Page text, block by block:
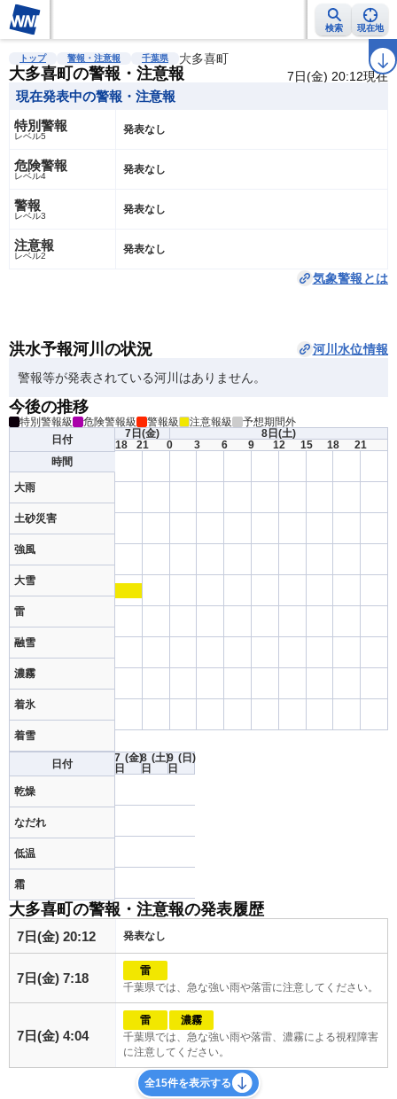
検索 現在地
雨雲レーダー 台風情報 地震情報 ラ
トップ 警報・注意報 千葉県 大多喜町
大多喜町の警報・注意報 7日(金) 20:12現在
現在発表中の警報・注意報
特別警報
レベル5 発表なし
危険警報
レベル4 発表なし
警報
レベル3 発表なし
注意報
レベル2 発表なし
気象警報とは
洪水予報河川の状況
河川水位情報
警報等が発表されている河川はありません。
今後の推移
特別警報級 危険警報級 警報級 注意報級
予想期間外
日付
時間
大雨
土砂災害
強風
大雪
雷
融雪
濃霧
着氷
着雪
7日 (金)
18
21
8日 (土)
0
3 6 9 12 15 18 21
日付
乾燥
なだれ
低温
霜
7
日
(金)8
日
(土)9
日
(日)
大多喜町の警報・注意報の発表履歴
7日(金) 20:12 発表なし
7日(金) 7:18
雷
千葉県では、急な強い雨や落雷に注意してください。
7日(金) 4:04
雷
濃霧
千葉県では、急な強い雨や落雷、濃霧による視程障害
に注意してください。
全15件を表示する